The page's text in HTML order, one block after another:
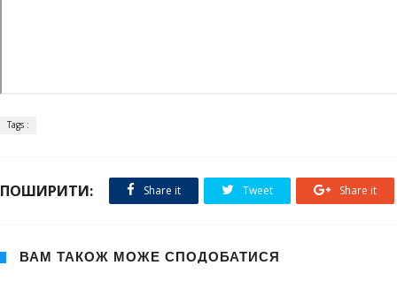
Tags :
ПОШИРИТИ: Share it Tweet Share it
ВАМ ТАКОЖ МОЖЕ СПОДОБАТИСЯ